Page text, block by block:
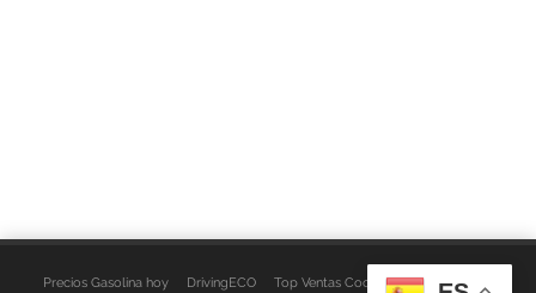
Precios Gasolina hoy DrivingECO Top Ventas Coches EspacioFurgo